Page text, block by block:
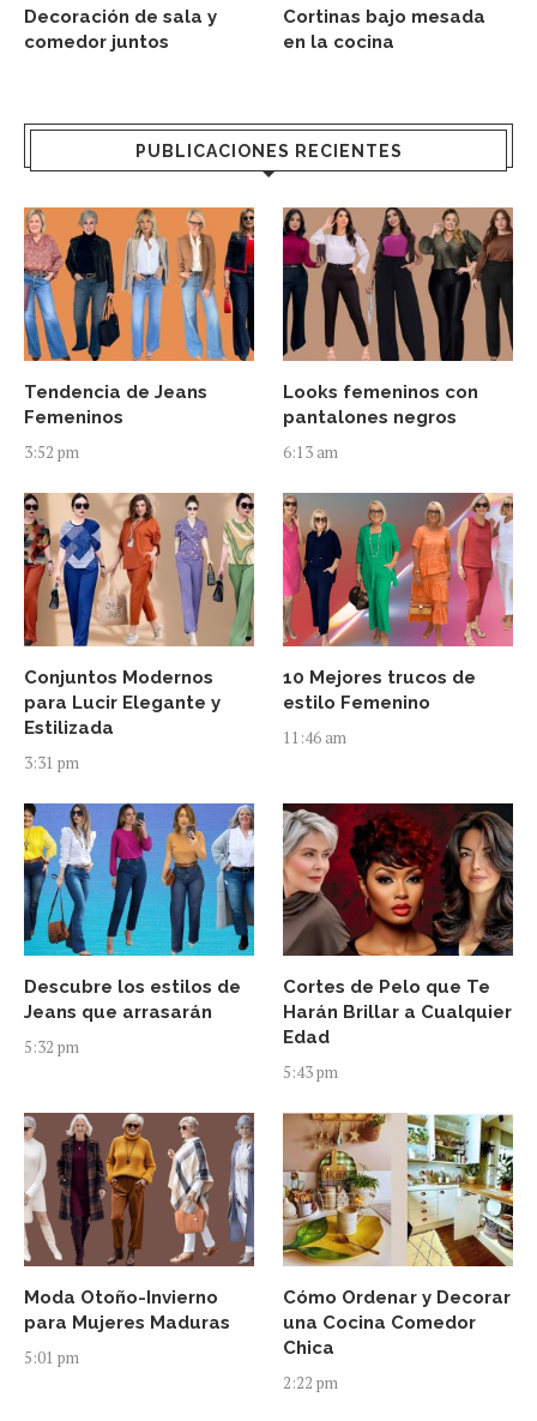
Decoración de sala y
comedor juntos
Cortinas bajo mesada
en la cocina
PUBLICACIONES RECIENTES
Tendencia de Jeans
Femeninos
3:52 pm
Looks femeninos con
pantalones negros
6:13 am
Conjuntos Modernos
para Lucir Elegante y
Estilizada
3:31 pm
10 Mejores trucos de
estilo Femenino
11:46 am
Descubre los estilos de
Jeans que arrasarán
5:32 pm
Cortes de Pelo que Te
Harán Brillar a Cualquier
Edad
5:43 pm
Moda Otoño-Invierno
para Mujeres Maduras
5:01 pm
Cómo Ordenar y Decorar
una Cocina Comedor
Chica
2:22 pm